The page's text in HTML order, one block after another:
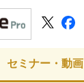
セミナー・動画